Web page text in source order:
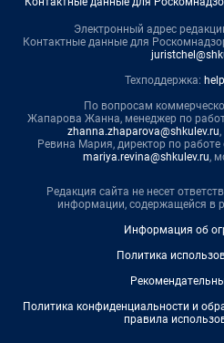
Электронный адрес
Контактные данные для
Техподдержка:
По вопросам
Жапарова Жанна, менеджер по
zhanna.zhaparova@shkulev.ru
Ревина Мария, директор по
mariya.revina@shkulev.ru,
Редакция сайта не несет
информации, содержащейся в
Информация об
Политика
Политика конфиденциальности и
правила